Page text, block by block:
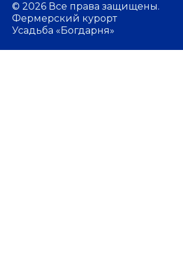
© 2026 Все права защищены.
Фермерский курорт
Усадьба «Богдарня»